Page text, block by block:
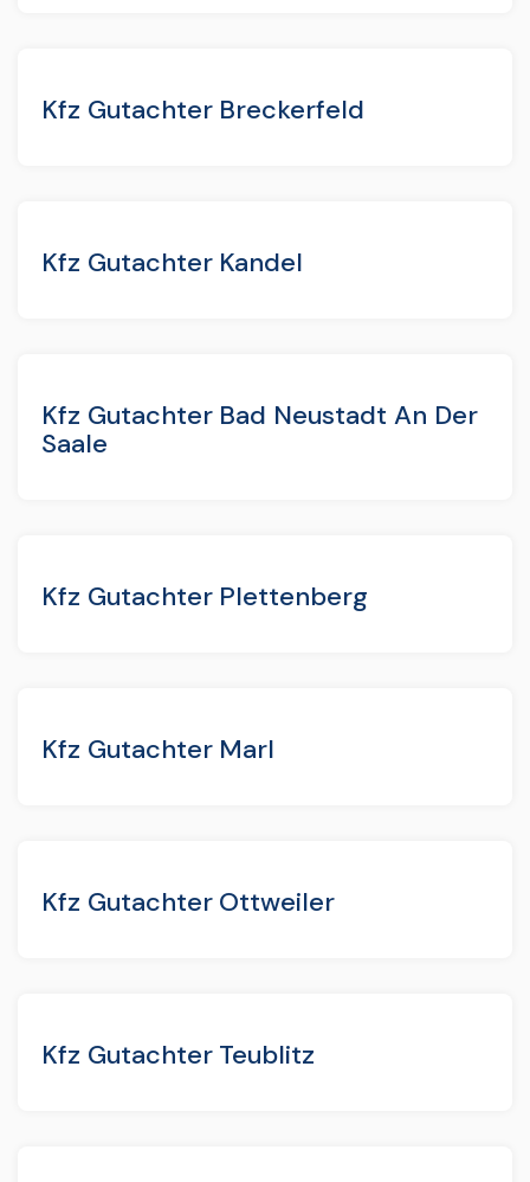
Kfz Gutachter Breckerfeld
Kfz Gutachter Kandel
Kfz Gutachter Bad Neustadt An Der
Saale
Kfz Gutachter Plettenberg
Kfz Gutachter Marl
Kfz Gutachter Ottweiler
Kfz Gutachter Teublitz